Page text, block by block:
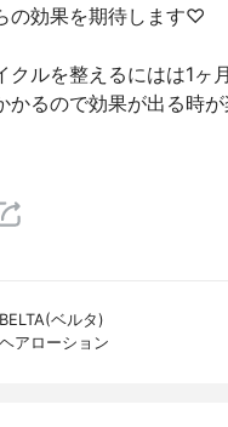
の効果を期待します♡
クルを整えるにはは1ヶ
かるので効果が出る時
BELTA(ベルタ)
ヘアローション